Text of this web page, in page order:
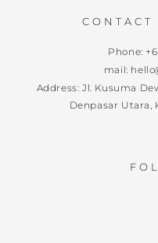
Phone:
mail:
Address: Jl. Kusuma
Denpasar Utara,